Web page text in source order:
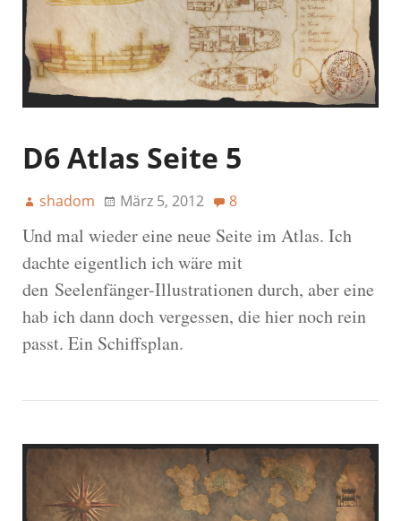
D6 Atlas Seite 5
shadom März 5, 2012 8
Und mal wieder eine neue Seite im Atlas. Ich
dachte eigentlich ich wäre mit
den Seelenfänger-Illustrationen durch, aber eine
hab ich dann doch vergessen, die hier noch rein
passt. Ein Schiffsplan.